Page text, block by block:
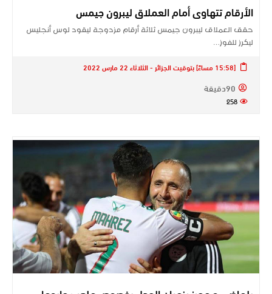
الأرقام تتهاوى أمام العملاق ليبرون جيمس
حقق العملاق ليبرون جيمس ثلاثة أرقام مزدوجة ليقود لوس أنجليس
ليكرز للفوز…
[15:58 مساءً] بتوقيت الجزائر - الثلاثاء 22 مارس 2022
90دقيقة
258